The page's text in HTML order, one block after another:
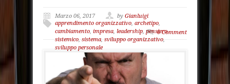
Marzo 06, 2017 by Gianluigi
apprendimento organizzativo, archetipo,
cambiamento, impresa, leadership, pensiero
sistemico, sistema, sviluppo organizzativo,
sviluppo personale
0 Comment